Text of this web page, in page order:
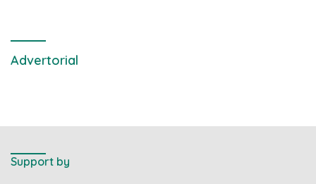
Advertorial
Support by